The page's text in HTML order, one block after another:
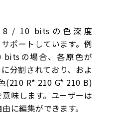
8 / 10 bitsの色深度
ポートしています。例
bitsの場合、各原色が
分割されており、およ
(210 R* 210 G* 210 B)
味します。ユーザーは
に編集ができます。